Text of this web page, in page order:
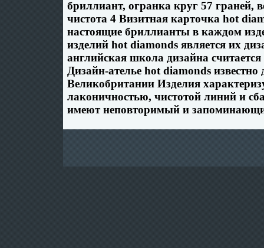
бриллиант, огранка круг 57 граней,
чистота 4 Визитная карточка hot
настоящие бриллианты в каждом
изделий hot diamonds является их
английская школа дизайна
Дизайн-ателье hot diamonds известно
Великобритании Изделия
лаконичностью, чистотой линий и
имеют неповторимый и